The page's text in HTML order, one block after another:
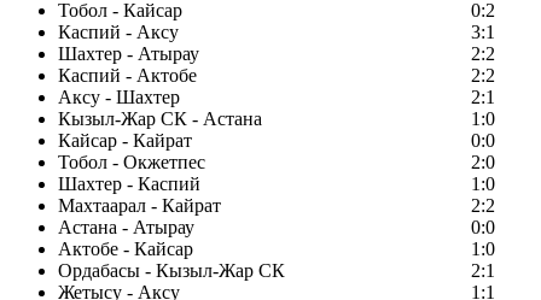
Тобол - Кайсар
0:2
Каспий - Аксу
3:1
Шахтер - Атырау
2:2
Каспий - Актобе
2:2
Аксу - Шахтер
2:1
Кызыл-Жар СК - Астана
1:0
Кайсар - Кайрат
0:0
Тобол - Окжетпес
2:0
Шахтер - Каспий
1:0
Махтаарал - Кайрат
2:2
Астана - Атырау
0:0
Актобе - Кайсар
1:0
Ордабасы - Кызыл-Жар СК
2:1
Жетысу - Аксу
1:1